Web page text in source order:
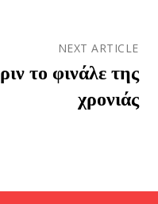
NEXT ARTICLE
το φινάλε της
χρονιάς